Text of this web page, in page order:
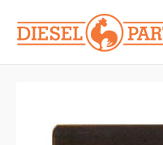
contenuto